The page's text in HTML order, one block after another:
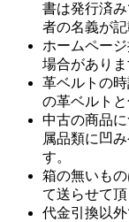
書は発行済
者の名義が
ホームペー
場合がありま
革ベルトの
の革ベルト
中古の商品
属品類に凹
す。
箱の無いも
て送らせて頂
代金引換以